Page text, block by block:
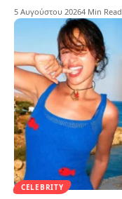
5 Αυγούστου 20264 Min Read
CELEBRITY